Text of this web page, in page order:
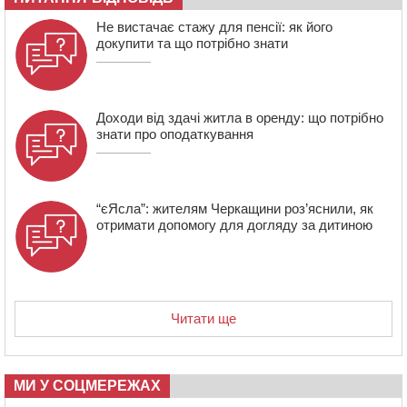
13:40 На Кам’янщині сталася масштабна пожежа
сміттєзвалища
Не вистачає стажу для пенсії: як його
докупити та що потрібно знати
Доходи від здачі житла в оренду: що потрібно
знати про оподаткування
“єЯсла”: жителям Черкащини роз’яснили, як
отримати допомогу для догляду за дитиною
Читати ще
МИ У СОЦМЕРЕЖАХ